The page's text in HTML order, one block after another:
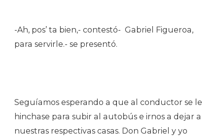
-Ah, pos’ ta bien,- contestó- Gabriel Figueroa,
para servirle.- se presentó.
Seguíamos esperando a que al conductor se le
hinchase para subir al autobús e irnos a dejar a
nuestras respectivas casas. Don Gabriel y yo